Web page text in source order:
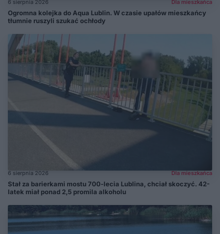
6 sierpnia 2026 Dla mieszkańca
Ogromna kolejka do Aqua Lublin. W czasie upałów mieszkańcy
tłumnie ruszyli szukać ochłody
6 sierpnia 2026 Dla mieszkańca
Stał za barierkami mostu 700-lecia Lublina, chciał skoczyć. 42-
latek miał ponad 2,5 promila alkoholu